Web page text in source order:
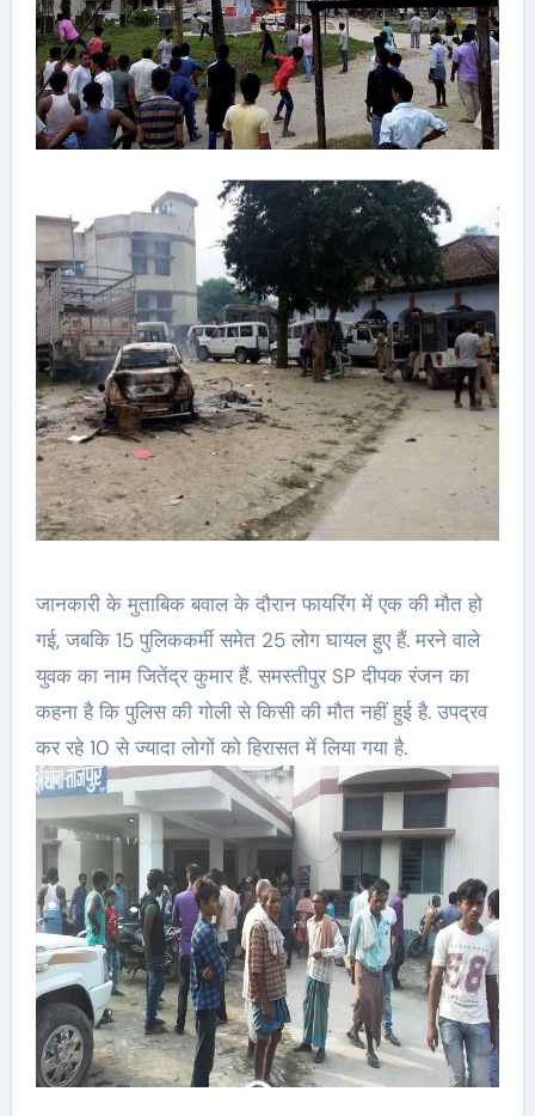
जानकारी के मुताबिक बवाल के दौरान फायरिंग में एक की मौत हो
गई, जबकि 15 पुलिककर्मी समेत 25 लोग घायल हुए हैं. मरने वाले
युवक का नाम जितेंद्र कुमार हैं. समस्तीपुर SP दीपक रंजन का
कहना है कि पुलिस की गोली से किसी की मौत नहीं हुई है. उपद्रव
कर रहे 10 से ज्यादा लोगों को हिरासत में लिया गया है.